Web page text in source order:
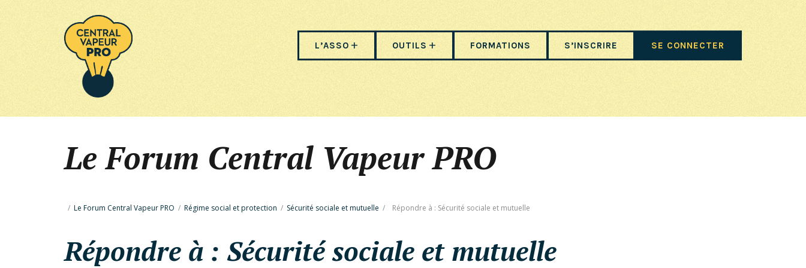
L’ASSO OUTILS FORMATIONS S’INSCRIRE SE CONNECTER
Le Forum Central Vapeur PRO
/ Le Forum Central Vapeur PRO / Régime social et protection / Sécurité sociale et mutuelle / Répondre à : Sécurité sociale et mutuelle
Répondre à : Sécurité sociale et mutuelle